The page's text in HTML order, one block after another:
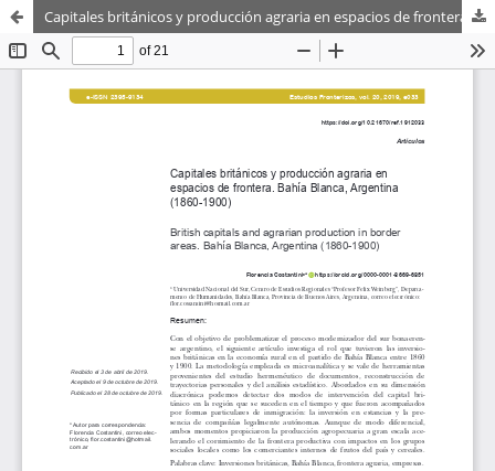
Capitales británicos y producción agraria en espacios de frontera. Bahía Blanca, Argentina (1860-1900)